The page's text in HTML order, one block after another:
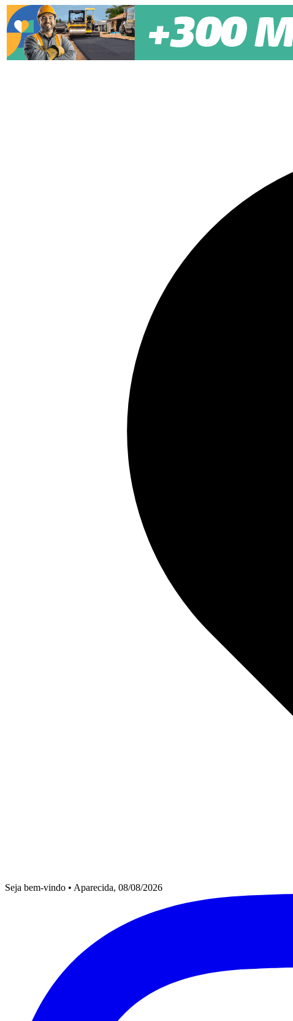
Pular para o conteúdo
Seja bem-vindo • Aparecida, 08/08/2026